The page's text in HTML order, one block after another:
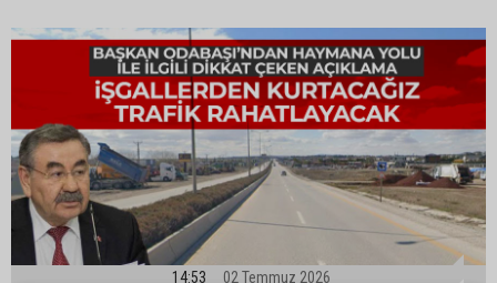
14:53 02 Temmuz 2026